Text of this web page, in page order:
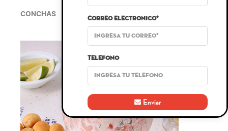
CONCHAS
Correo electronico*
Telefono
Enviar